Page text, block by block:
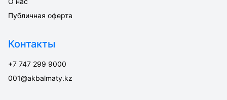
Публичная оферта
Контакты
+7 747 299 9000
001@akbalmaty.kz